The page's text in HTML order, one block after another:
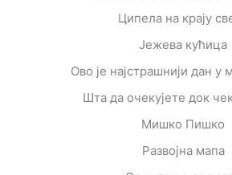
Ципела на крају
Јежева кућица
Ово је најстрашнији дан у
Шта да очекујете док
Мишко Пишко
Развојна мапа